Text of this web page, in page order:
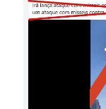
Image